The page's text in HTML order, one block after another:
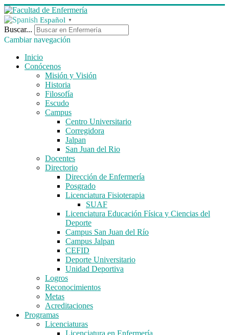
Español ▼
Buscar...
Cambiar navegación
Inicio
Conócenos
Misión y Visión
Historia
Filosofía
Escudo
Campus
Centro Universitario
Corregidora
Jalpan
San Juan del Rio
Docentes
Directorio
Dirección de Enfermería
Posgrado
Licenciatura Fisioterapia
SUAF
Licenciatura Educación Física y Ciencias del
Deporte
Campus San Juan del Río
Campus Jalpan
CEFID
Deporte Universitario
Unidad Deportiva
Logros
Reconocimientos
Metas
Acreditaciones
Programas
Licenciaturas